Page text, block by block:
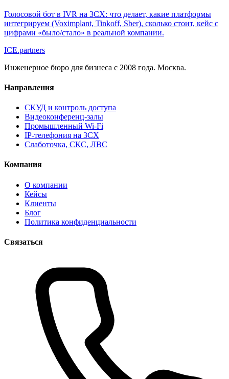
Голосовой бот в IVR на 3CX: что делает, какие платформы
интегрируем (Voximplant, Tinkoff, Sber), сколько стоит, кейс с
цифрами «было/стало» в реальной компании.
ICE.partners
Инженерное бюро для бизнеса с 2008 года. Москва.
Направления
СКУД и контроль доступа
Видеоконференц-залы
Промышленный Wi-Fi
IP-телефония на 3CX
Слаботочка, СКС, ЛВС
Компания
О компании
Кейсы
Клиенты
Блог
Политика конфиденциальности
Связаться